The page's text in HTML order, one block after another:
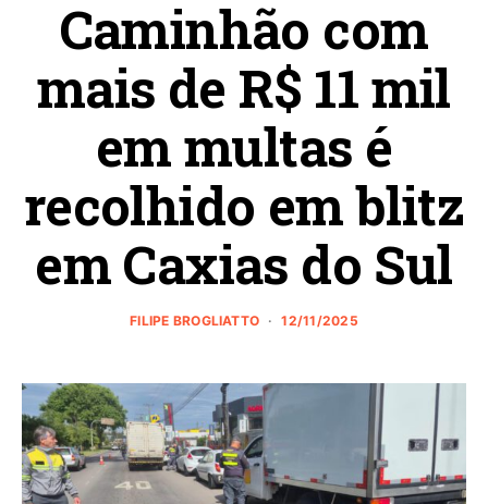
Caminhão com
mais de R$ 11 mil
em multas é
recolhido em blitz
em Caxias do Sul
FILIPE BROGLIATTO 12/11/2025